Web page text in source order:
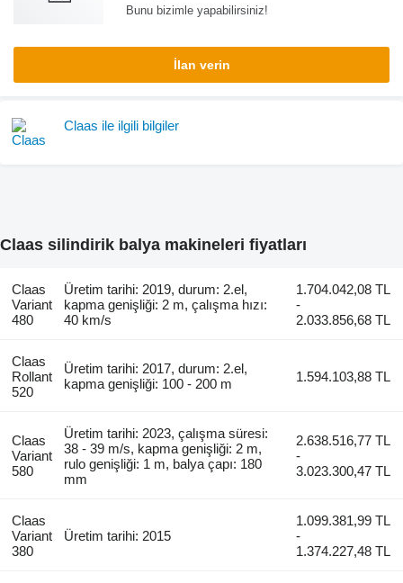
Bunu bizimle yapabilirsiniz!
İlan verin
Claas ile ilgili bilgiler
Claas silindirik balya makineleri fiyatları
Claas
Variant
480
Üretim tarihi: 2019, durum: 2.el,
kapma genişliği: 2 m, çalışma hızı:
40 km/s
1.704.042,08 TL
-
2.033.856,68 TL
Claas
Rollant
520
Üretim tarihi: 2017, durum: 2.el,
kapma genişliği: 100 - 200 m
1.594.103,88 TL
Claas
Variant
580
Üretim tarihi: 2023, çalışma süresi:
38 - 39 m/s, kapma genişliği: 2 m,
rulo genişliği: 1 m, balya çapı: 180
mm
2.638.516,77 TL
-
3.023.300,47 TL
Claas
Variant
380
Üretim tarihi: 2015
1.099.381,99 TL
-
1.374.227,48 TL